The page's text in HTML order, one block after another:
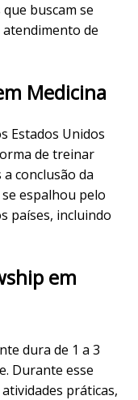
buscam se
de
Medicina
Estados Unidos
de treinar
conclusão da
espalhou pelo
países, incluindo
em
dura de 1 a 3
Durante esse
práticas,